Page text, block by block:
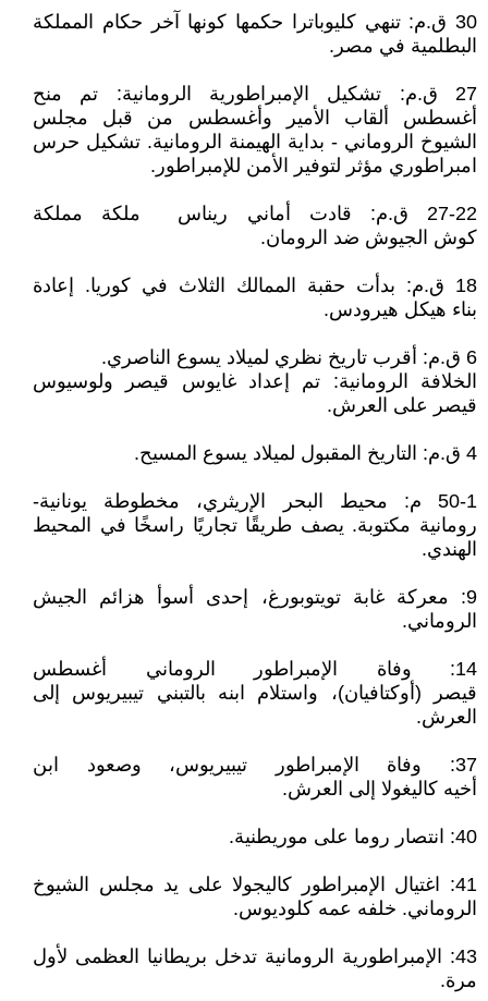
30 ق.م: تنهي كليوباترا حكمها كونها آخر حكام المملكة
البطلمية في مصر.
27 ق.م: تشكيل الإمبراطورية الرومانية: تم منح
أغسطس ألقاب الأمير وأغسطس من قبل مجلس
الشيوخ الروماني - بداية الهيمنة الرومانية. تشكيل حرس
امبراطوري مؤثر لتوفير الأمن للإمبراطور.
27-22 ق.م: قادت أماني ريناس ملكة مملكة
كوش الجيوش ضد الرومان.
18 ق.م: بدأت حقبة الممالك الثلاث في كوريا. إعادة
بناء هيكل هيرودس.
6 ق.م: أقرب تاريخ نظري لميلاد يسوع الناصري.
الخلافة الرومانية: تم إعداد غايوس قيصر ولوسيوس
قيصر على العرش.
4 ق.م: التاريخ المقبول لميلاد يسوع المسيح.
50-1 م: محيط البحر الإريثري، مخطوطة يونانية-
رومانية مكتوبة. يصف طريقًا تجاريًا راسخًا في المحيط
الهندي.
9: معركة غابة تويتوبورغ، إحدى أسوأ هزائم الجيش
الروماني.
14: وفاة الإمبراطور الروماني أغسطس
قيصر (أوكتافيان)، واستلام ابنه بالتبني تيبيريوس إلى
العرش.
37: وفاة الإمبراطور تيبيريوس، وصعود ابن
أخيه كاليغولا إلى العرش.
40: انتصار روما على موريطنية.
41: اغتيال الإمبراطور كاليجولا على يد مجلس الشيوخ
الروماني. خلفه عمه كلوديوس.
43: الإمبراطورية الرومانية تدخل بريطانيا العظمى لأول
مرة.